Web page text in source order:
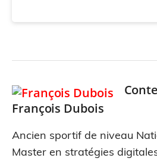
François Dubois
Ancien sportif de niveau
Master en stratégies